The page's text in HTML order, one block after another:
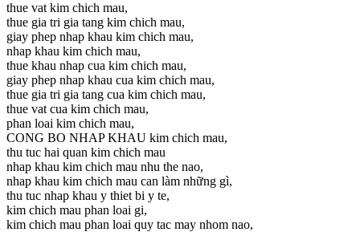
thue vat kim chich mau,
thue gia tri gia tang kim chich mau,
giay phep nhap khau kim chich mau,
nhap khau kim chich mau,
thue khau nhap cua kim chich mau,
giay phep nhap khau cua kim chich mau,
thue gia tri gia tang cua kim chich mau,
thue vat cua kim chich mau,
phan loai kim chich mau,
CONG BO NHAP KHAU kim chich mau,
thu tuc hai quan kim chich mau
nhap khau kim chich mau nhu the nao,
nhap khau kim chich mau can làm những gì,
thu tuc nhap khau y thiet bi y te,
kim chich mau phan loai gi,
kim chich mau phan loai quy tac may nhom nao,